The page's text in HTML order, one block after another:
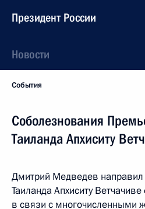
Президент России
Новости
События
Соболезнования
Таиланда Апхиситу
Дмитрий Медведев
Таиланда Апхиситу
в связи с